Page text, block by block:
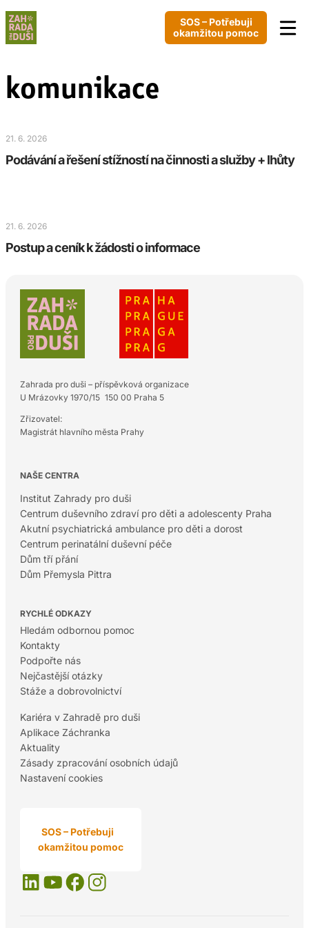
SOS – Potřebuji
okamžitou pomoc
komunikace
21. 6. 2026
Podávání a řešení stížností na činnosti a služby + lhůty
21. 6. 2026
Postup a ceník k žádosti o informace
Zahrada pro duši – příspěvková organizace
U Mrázovky 1970/15 150 00 Praha 5
Zřizovatel:
Magistrát hlavního města Prahy
NAŠE CENTRA
Institut Zahrady pro duši
Centrum duševního zdraví pro děti a adolescenty Praha
Akutní psychiatrická ambulance pro děti a dorost
Centrum perinatální duševní péče
Dům tří přání
Dům Přemysla Pittra
RYCHLÉ ODKAZY
Hledám odbornou pomoc
Kontakty
Podpořte nás
Nejčastější otázky
Stáže a dobrovolnictví
Kariéra v Zahradě pro duši
Aplikace Záchranka
Aktuality
Zásady zpracování osobních údajů
Nastavení cookies
SOS – Potřebuji
okamžitou pomoc